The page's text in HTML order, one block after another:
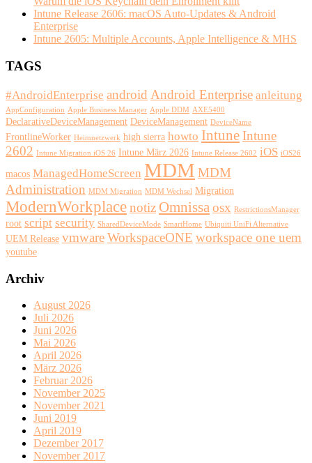
Intune Release 2606: macOS Auto-Updates & Android
Enterprise
Intune 2605: Multiple Accounts, Apple Intelligence & MHS
TAGS
#AndroidEnterprise android Android Enterprise anleitung
AppConfiguration Apple Business Manager Apple DDM AXE5400
DeclarativeDeviceManagement DeviceManagement DeviceName
FrontlineWorker Heimnetzwerk high sierra howto IntuneIntune
2602 Intune Migration iOS 26 Intune März 2026 Intune Release 2602 iOS iOS26
macos ManagedHomeScreen MDM MDM
Administration MDM Migration MDM Wechsel Migration
ModernWorkplacenotiz Omnissa osx RestrictionsManager
root script security SharedDeviceMode SmartHome Ubiquiti UniFi Alternative
UEM Release vmwareWorkspaceONE workspace one uem
youtube
Archiv
August 2026
Juli 2026
Juni 2026
Mai 2026
April 2026
März 2026
Februar 2026
November 2025
November 2021
Juni 2019
April 2019
Dezember 2017
November 2017